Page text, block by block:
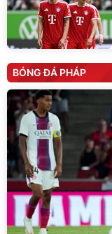
BÓNG ĐÁ PHÁP